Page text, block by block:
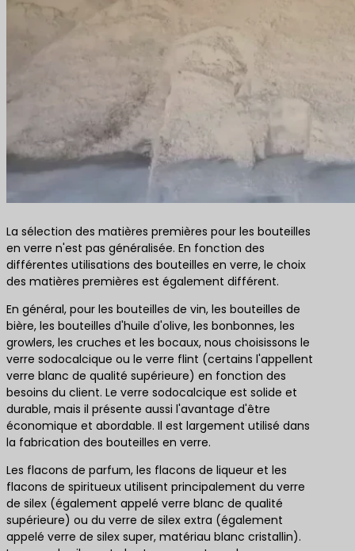
La sélection des matières premières pour les bouteilles
en verre n'est pas généralisée. En fonction des
différentes utilisations des bouteilles en verre, le choix
des matières premières est également différent.
En général, pour les bouteilles de vin, les bouteilles de
bière, les bouteilles d'huile d'olive, les bonbonnes, les
growlers, les cruches et les bocaux, nous choisissons le
verre sodocalcique ou le verre flint (certains l'appellent
verre blanc de qualité supérieure) en fonction des
besoins du client. Le verre sodocalcique est solide et
durable, mais il présente aussi l'avantage d'être
économique et abordable. Il est largement utilisé dans
la fabrication des bouteilles en verre.
Les flacons de parfum, les flacons de liqueur et les
flacons de spiritueux utilisent principalement du verre
de silex (également appelé verre blanc de qualité
supérieure) ou du verre de silex extra (également
appelé verre de silex super, matériau blanc cristallin).